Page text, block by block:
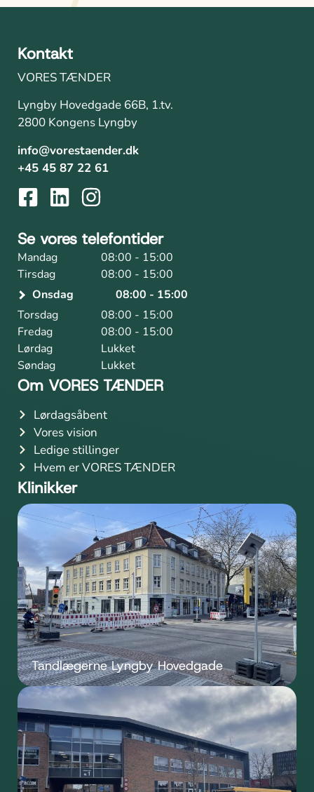
Kontakt
VORES TÆNDER
Lyngby Hovedgade 66B, 1.tv.
2800 Kongens Lyngby
info@vorestaender.dk
+45 45 87 22 61
Se vores telefontider
Mandag
08:00 - 15:00
Tirsdag
08:00 - 15:00
Onsdag
08:00 - 15:00
Torsdag
08:00 - 15:00
Fredag
08:00 - 15:00
Lørdag
Lukket
Søndag
Lukket
Om VORES TÆNDER
Lørdagsåbent
Vores vision
Ledige stillinger
Hvem er VORES TÆNDER
Klinikker
Tandlægerne Lyngby Hovedgade